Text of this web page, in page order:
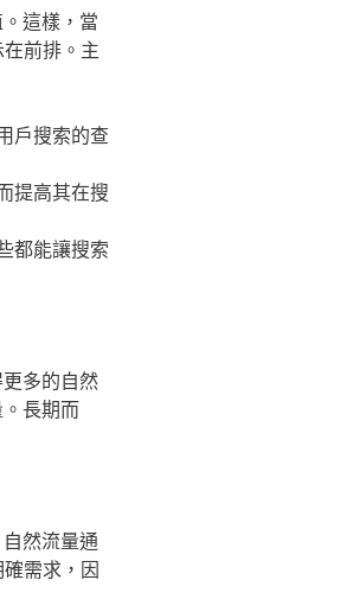
這樣，當
前排。主
戶搜索的查
提高其在搜
都能讓搜索
多的自然
長期而
然流量通
需求，因